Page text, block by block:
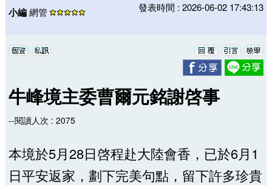
小編網管 發表時間 : 2026-06-02 17:43:13
牛峰境主委曹爾元銘謝啓事
--閱讀人次 : 2075
本境於5月28日啓程赴大陸會香，已於6月1
日平安返家，劃下完美句點，留下許多珍貴